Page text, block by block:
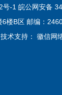
号-1 皖公网安备
楼B区 邮编：
术支持： 徽信网